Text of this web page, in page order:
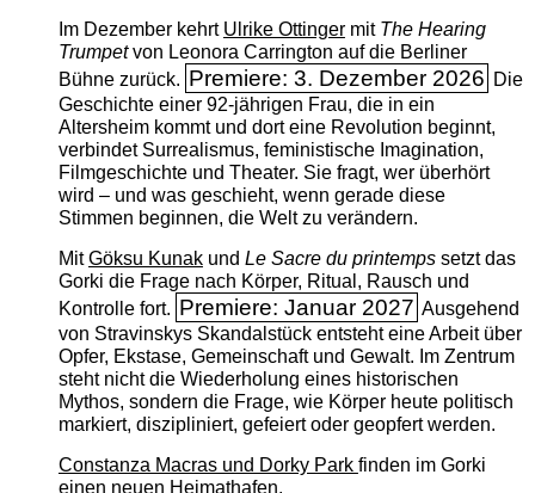
Im Dezember kehrt Ulrike Ottingermit The ­Hearing
Trumpetvon Leonora Carrington auf die Berliner
Bühne zurück. Premiere: 3. Dezember 2026 Die
Geschichte einer 92-jährigen Frau, die in ein
Altersheim kommt und dort eine Revolution beginnt,
verbindet Surrealismus, feministische Imagination,
Filmgeschichte und Theater. Sie fragt, wer überhört
wird – und was geschieht, wenn gerade diese
Stimmen beginnen, die Welt zu verändern.
MitGöksu Kunakund Le Sacre du printempssetzt das
Gorki die Frage nach Körper, Ritual, Rausch und
Kontrolle fort. Premiere: Januar 2027 Ausgehend
von Stravinskys Skandalstück entsteht eine Arbeit über
Opfer, Ekstase, Gemeinschaft und Gewalt. Im Zentrum
steht nicht die Wiederholung eines historischen
Mythos, sondern die Frage, wie Körper heute politisch
markiert, diszipliniert, gefeiert oder geopfert werden.
Constanza Macras und Dorky Park finden im Gorki
einen neuen Heimathafen.